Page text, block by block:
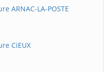
ARNAC-LA-POSTE
CiEUX